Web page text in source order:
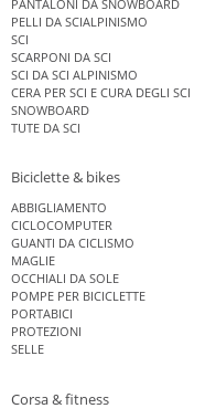
PANTALONI DA SNOWBOARD
PELLI DA SCIALPINISMO
SCI
SCARPONI DA SCI
SCI DA SCI ALPINISMO
CERA PER SCI E CURA DEGLI SCI
SNOWBOARD
TUTE DA SCI
Biciclette & bikes
ABBIGLIAMENTO
CICLOCOMPUTER
GUANTI DA CICLISMO
MAGLIE
OCCHIALI DA SOLE
POMPE PER BICICLETTE
PORTABICI
PROTEZIONI
SELLE
Corsa & fitness